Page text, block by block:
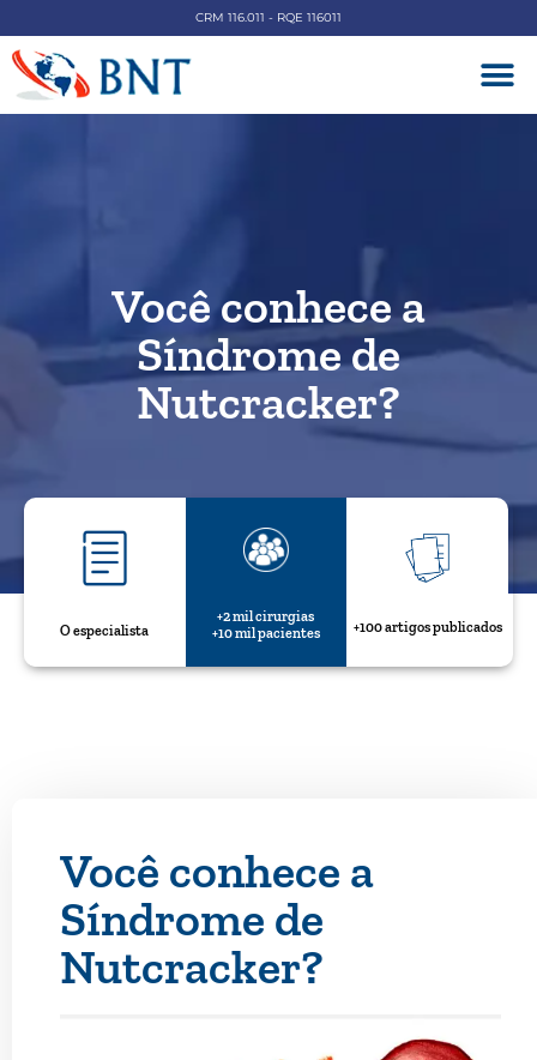
CRM 116.011 - RQE 116011
Você conhece a
Síndrome de
Nutcracker?
O especialista
+2 mil cirurgias
+10 mil pacientes
+100 artigos publicados
Você conhece a
Síndrome de
Nutcracker?